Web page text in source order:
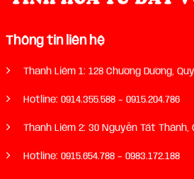
Thông tin liên hệ
Thanh Liêm 1: 128 Chương Dương,
Hotline: 0914.355.588 – 0915.204.786
Thanh Liêm 2: 30 Nguyễn Tất
Hotline: 0915.654.788 – 0983.172.188